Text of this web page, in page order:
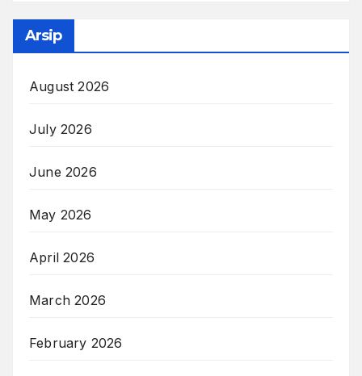
Arsip
August 2026
July 2026
June 2026
May 2026
April 2026
March 2026
February 2026